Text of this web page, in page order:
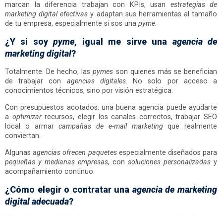
marcan la diferencia trabajan con KPIs, usan estrategias de
marketing digital efectivas y adaptan sus herramientas al tamaño
de tu empresa, especialmente si sos una pyme
¿Y si soypyme, igual me sirve una agencia de
marketing digital?
Totalmente. De hecho, laspymes son quienes más se benefician
de trabajar con agencias digitales. No solo por acceso a
conocimientos técnicos, sino por visión estratégica.
Con presupuestos acotados, una buena agencia puede ayudarte
a optimizarrecursos, elegir los canales correctos, trabajar SEO
local o armarcampañas de e-mail marketingque realmente
conviertan.
Algunasagencias ofrecen paquetesespecialmente diseñados para
pequeñas y medianas empresas, con soluciones personalizadas y
acompañamiento continuo.
¿Cómo elegir o contratar una agencia de marketing
digital adecuada?